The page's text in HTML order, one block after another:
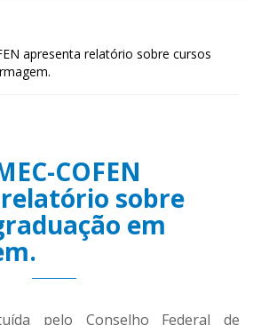
apresenta relatório sobre cursos
COFEN
sobre
em
pelo Conselho Federal de